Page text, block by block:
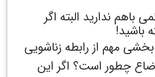
باهم ندارید البته اگر
باشید!
مهم از رابطه زناشویی
چطور است؟ اگر این